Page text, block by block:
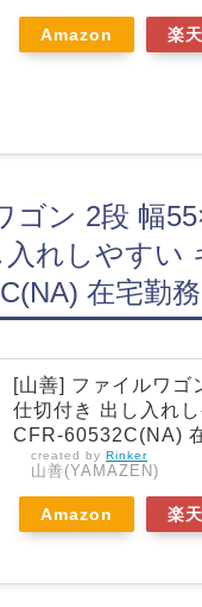
Amazon 楽
ゴン 2段 幅
れしやすい
在宅勤
[山善] ファイルワ
仕切付き 出し入れ
CFR-60532C(NA)
created by Rinker
山善(YAMAZEN)
Amazon 楽